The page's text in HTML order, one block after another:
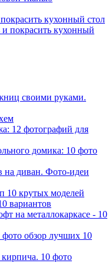
кухонный стол
своими руками.
12 фотографий для
домика: 10 фото
на диван. Фото-идеи
10 крутых моделей
вариантов
на металлокаркасе - 10
обзор лучших 10
10 фото